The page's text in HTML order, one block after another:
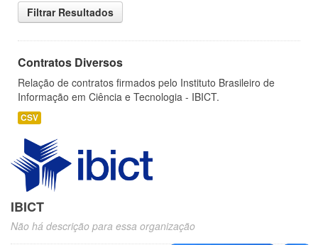
Filtrar Resultados
Contratos Diversos
Relação de contratos firmados pelo Instituto Brasileiro de
Informação em Ciência e Tecnologia - IBICT.
CSV
IBICT
Não há descrição para essa organização